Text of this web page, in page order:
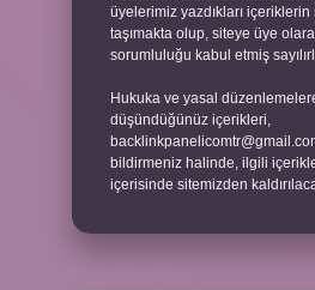
üyelerimiz yazdıkları
taşımakta olup, siteye üye
sorumluluğu kabul etmiş
Hukuka ve yasal
düşündüğünüz içerikleri,
bildirmeniz halinde, ilgili
içerisinde sitemizden